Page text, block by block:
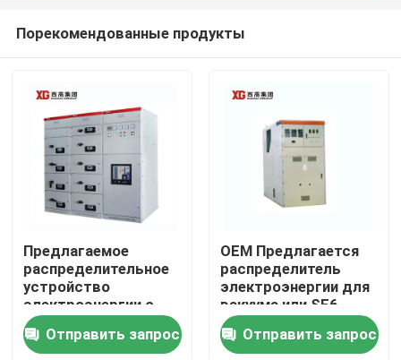
Дом
Продукты
О нас
Порекомендованные продукты
Предлагаемое
распределительное
устройство
электроэнергии с
номинальным
напряжением до 17,5
Отправить запрос
OEM Предлагается
распределитель
электроэнергии для
вакуума или SF6
выключателя и
температуры
Отправить запрос